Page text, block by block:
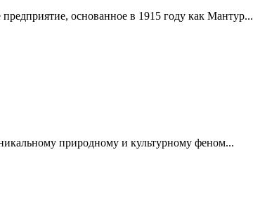
основанное в 1915 году как Мантур...
природному и культурному феном...